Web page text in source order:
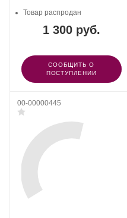
1 300 руб.
Товар распродан
СООБЩИТЬ О
ПОСТУПЛЕНИИ
00-00000445